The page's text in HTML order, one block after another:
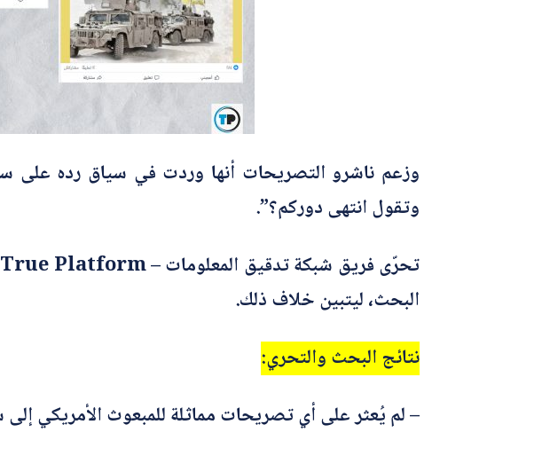
ح
*
وتقول انتهى دوركم؟”.
البحث، ليتبين خلاف ذلك.
نتائج البحث والتحري:
– لم يُعثر على أي تصريحات مماثلة للمبعوث الأمريكي إلى